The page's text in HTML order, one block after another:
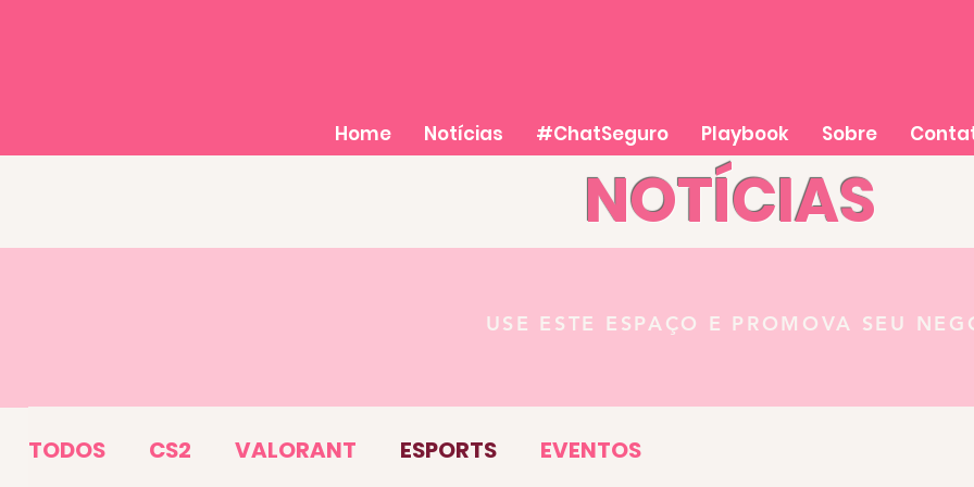
Home Notícias #ChatSeguro Playbook Sobre
NOTÍCIAS
USE ESTE ESPAÇO E PROMOVA SEU
TODOS CS2 VALORANT ESPORTS EVENTOS